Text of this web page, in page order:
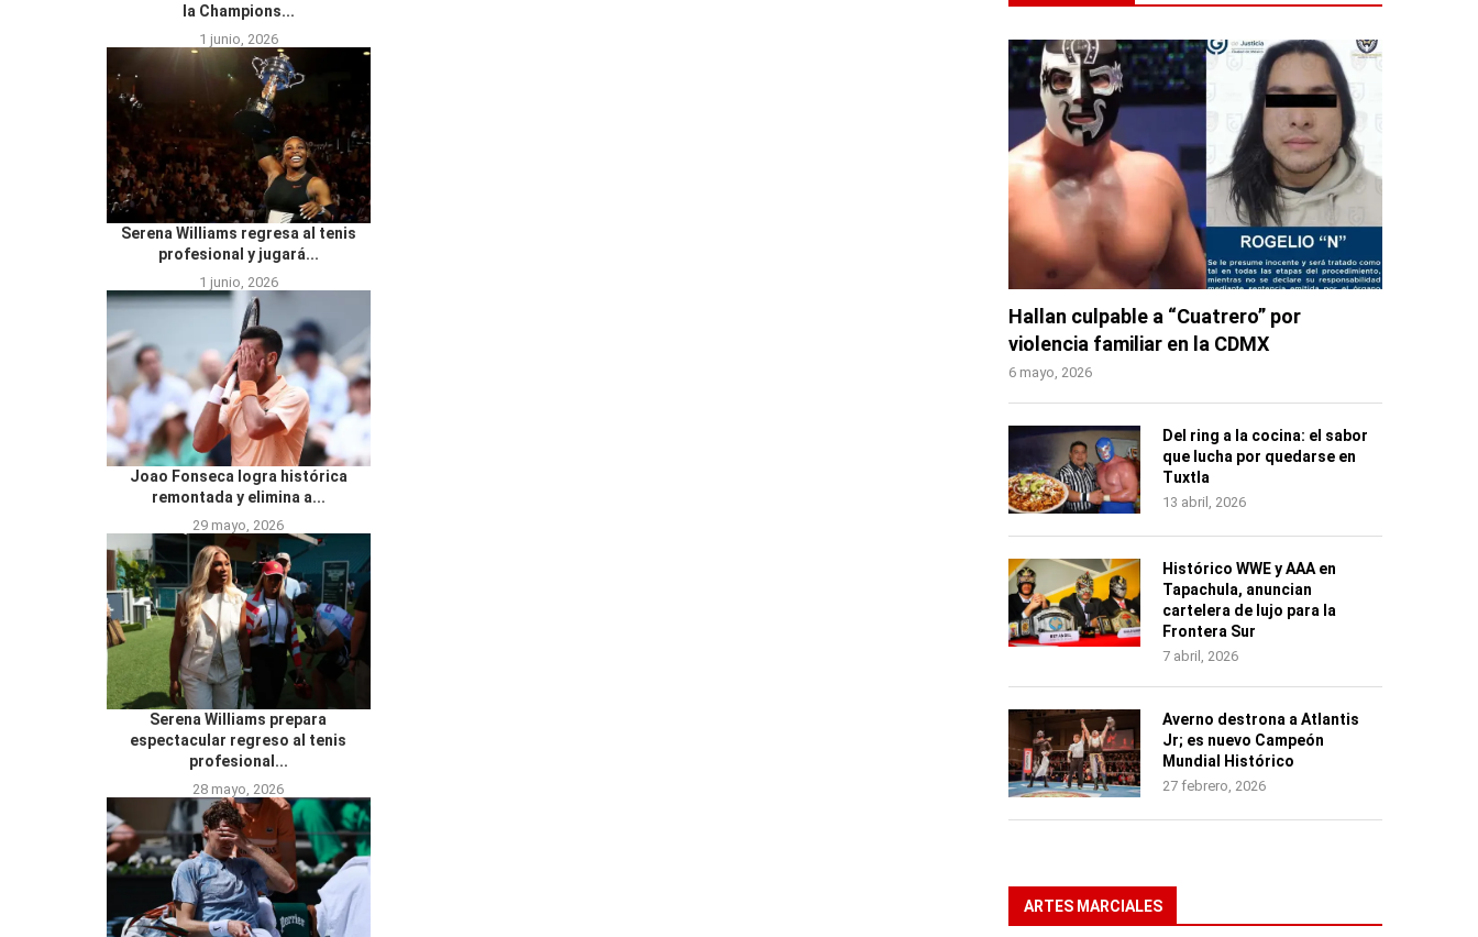
la Champions...
1 junio, 2026
Serena Williams regresa al tenis
profesional y jugará...
1 junio, 2026
Joao Fonseca logra histórica
remontada y elimina a...
29 mayo, 2026
Serena Williams prepara
espectacular regreso al tenis
profesional...
28 mayo, 2026
Hallan culpable a “Cuatrero” por
violencia familiar en la CDMX
6 mayo, 2026
Del ring a la cocina: el sabor
que lucha por quedarse en
Tuxtla
13 abril, 2026
Histórico WWE y AAA en
Tapachula, anuncian
cartelera de lujo para la
Frontera Sur
7 abril, 2026
Averno destrona a Atlantis
Jr; es nuevo Campeón
Mundial Histórico
27 febrero, 2026
ARTES MARCIALES